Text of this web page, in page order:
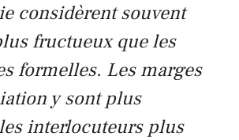
considèrent souvent
fructueux que les
formelles. Les marges
y sont plus
interlocuteurs plus